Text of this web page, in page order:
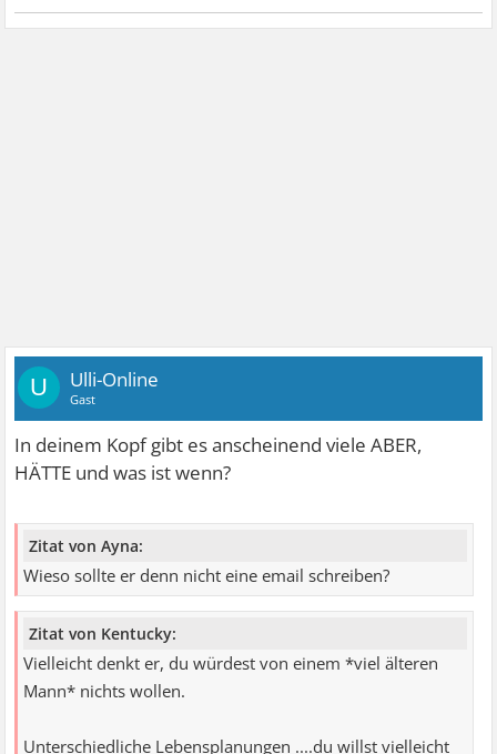
U Ulli-Online
Gast
In deinem Kopf gibt es anscheinend viele ABER,
HÄTTE und was ist wenn?
Zitat von Ayna:
Wieso sollte er denn nicht eine email schreiben?
Zitat von Kentucky:
Vielleicht denkt er, du würdest von einem *viel älteren
Mann* nichts wollen.
Unterschiedliche Lebensplanungen ....du willst vielleicht